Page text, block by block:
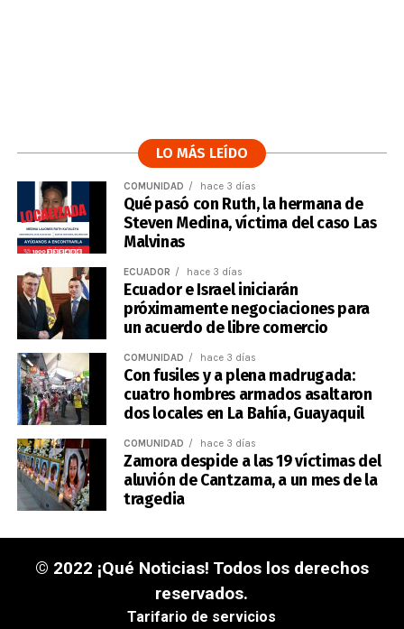
LO MÁS LEÍDO
COMUNIDAD hace 3 días
Qué pasó con Ruth, la hermana de
Steven Medina, víctima del caso Las
Malvinas
ECUADOR hace 3 días
Ecuador e Israel iniciarán
próximamente negociaciones para
un acuerdo de libre comercio
COMUNIDAD hace 3 días
Con fusiles y a plena madrugada:
cuatro hombres armados asaltaron
dos locales en La Bahía, Guayaquil
COMUNIDAD hace 3 días
Zamora despide a las 19 víctimas del
aluvión de Cantzama, a un mes de la
tragedia
© 2022 ¡Qué Noticias! Todos los derechos
reservados.
Tarifario de servicios